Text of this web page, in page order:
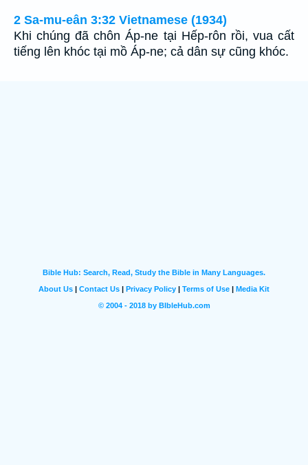
2 Sa-mu-eân 3:32 Vietnamese (1934)
Khi chúng đã chôn Áp-ne tại Hếp-rôn rồi, vua cất
tiếng lên khóc tại mồ Áp-ne; cả dân sự cũng khóc.